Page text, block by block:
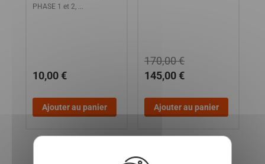
PHASE 1 et 2, ...
10,00 €
Ajouter au panier
145,00 €
170,00 €
Ajouter au panier